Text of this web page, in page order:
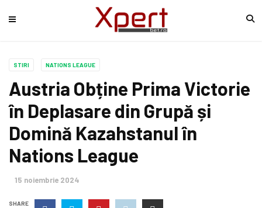
STIRI NATIONS LEAGUE
Austria Obține Prima Victorie
în Deplasare din Grupă și
Domină Kazahstanul în
Nations League
15 noiembrie 2024
SHARE